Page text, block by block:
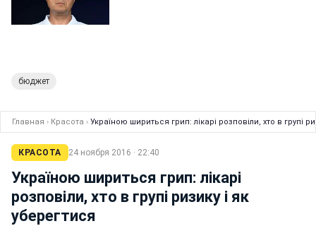
бюджет
Главная › Красота › Україною шириться грип: лікарі розповіли, хто в групі
КРАСОТА 24 ноября 2016 · 22:40
Україною шириться грип: лікарі
розповіли, хто в групі ризику і як
уберегтися